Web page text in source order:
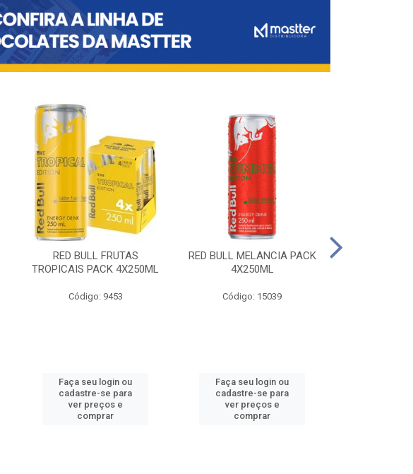
RED BULL FRUTAS
TROPICAIS PACK 4X250ML
Código: 9453
Faça seu login ou
cadastre-se para
ver preços e
comprar
RED BULL MELANCIA PACK
4X250ML
Código: 15039
Faça seu login ou
cadastre-se para
ver preços e
comprar